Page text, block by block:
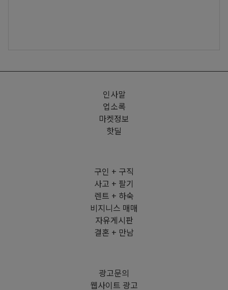
인사말
업소록
마켓정보
핫딜
구인 + 구직
사고 + 팔기
렌트 + 하숙
비지니스 매매
자유게시판
결혼 + 만남
광고문의
웹사이트 광고